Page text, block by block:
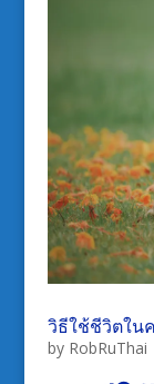
วิธีใช้ชีวิตใน
by RobRuThai